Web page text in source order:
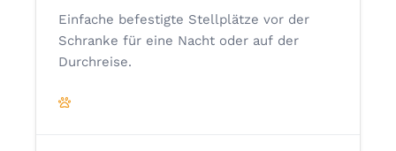
Einfache befestigte Stellplätze vor der
Schranke für eine Nacht oder auf der
Durchreise.